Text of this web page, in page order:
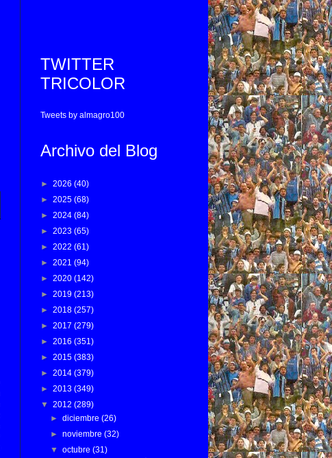
TWITTER
TRICOLOR
Tweets by almagro100
Archivo del Blog
► 2026 (40)
► 2025 (68)
► 2024 (84)
► 2023 (65)
► 2022 (61)
► 2021 (94)
► 2020 (142)
► 2019 (213)
► 2018 (257)
► 2017 (279)
► 2016 (351)
► 2015 (383)
► 2014 (379)
► 2013 (349)
▼ 2012 (289)
►diciembre(26)
►noviembre(32)
▼octubre(31)